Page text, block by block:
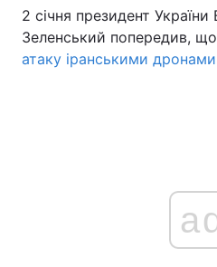
2 січня президент
Зеленський попередив, що
атаку іранськими